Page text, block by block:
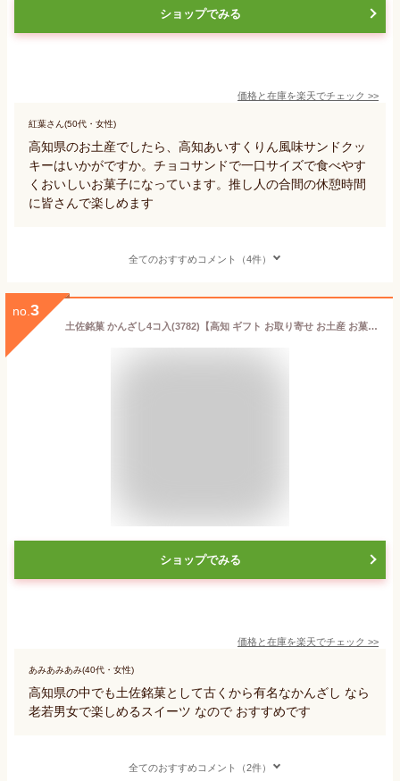
ショップでみる
価格と在庫を楽天でチェック >>
紅葉さん(50代・女性)
高知県のお土産でしたら、高知あいすくりん風味サンドクッ
キーはいかがですか。チョコサンドで一口サイズで食べやす
くおいしいお菓子になっています。推し人の合間の休憩時間
に皆さんで楽しめます
全てのおすすめコメント（4件）
no. 3
土佐銘菓 かんざし4コ入(3782)【高知 ギフト お取り寄せ お土産 お菓子 プチギフト プレゼント おみやげ 内祝 スイーツ 土佐 敬老の日 老人会 会社 法人 浜幸 イベント 景品 来店プレゼント】
ショップでみる
価格と在庫を楽天でチェック >>
あみあみあみ(40代・女性)
高知県の中でも土佐銘菓として古くから有名なかんざし なら
老若男女で楽しめるスイーツ なので おすすめです
全てのおすすめコメント（2件）